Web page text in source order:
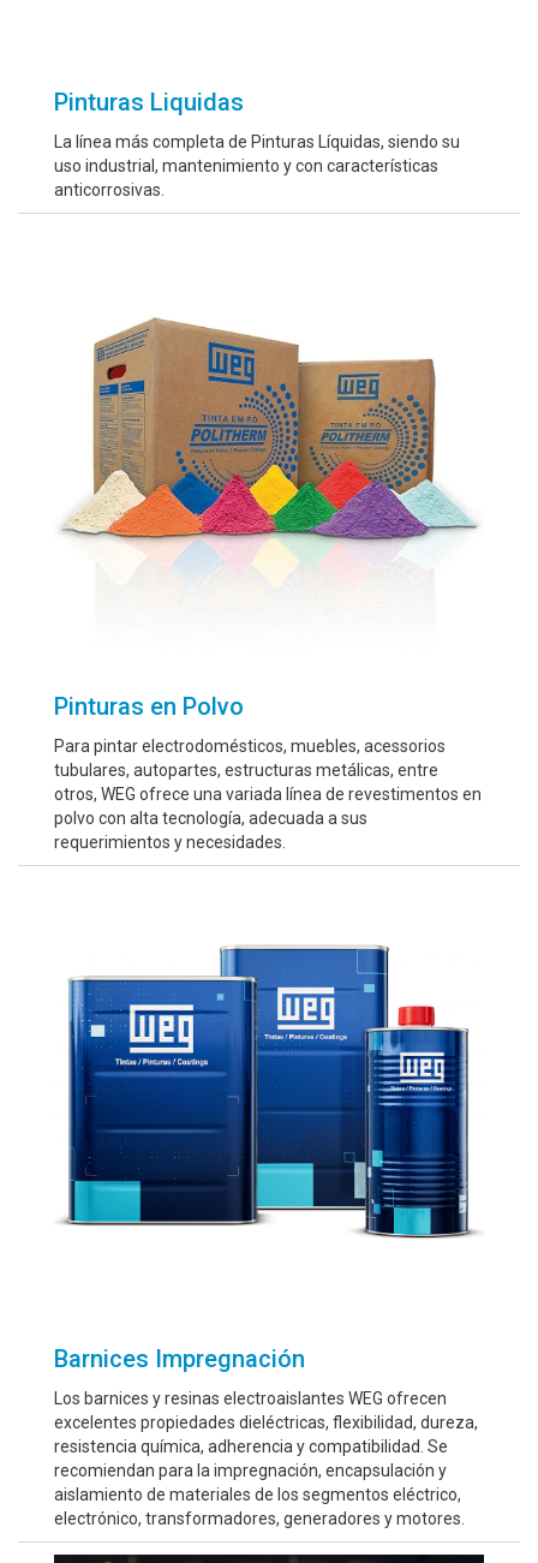
Pinturas Liquidas
La línea más completa de Pinturas Líquidas, siendo su
uso industrial, mantenimiento y con características
anticorrosivas.
Pinturas en Polvo
Para pintar electrodomésticos, muebles, acessorios
tubulares, autopartes, estructuras metálicas, entre
otros, WEG ofrece una variada línea de revestimentos en
polvo con alta tecnología, adecuada a sus
requerimientos y necesidades.
Barnices Impregnación
Los barnices y resinas electroaislantes WEG ofrecen
excelentes propiedades dieléctricas, flexibilidad, dureza,
resistencia química, adherencia y compatibilidad. Se
recomiendan para la impregnación, encapsulación y
aislamiento de materiales de los segmentos eléctrico,
electrónico, transformadores, generadores y motores.